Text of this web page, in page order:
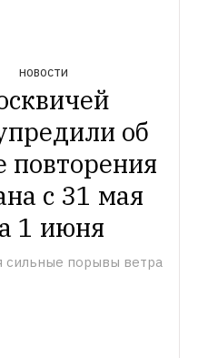
НОВОСТИ
об
повторения
с 31 мая
1 июня
сильные порывы ветра